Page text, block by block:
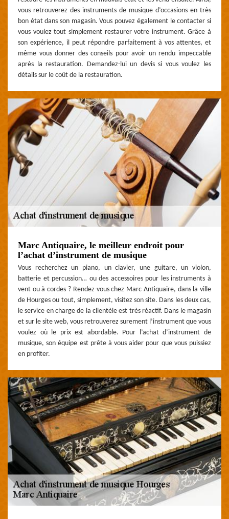
vous retrouverez des instruments de musique d’occasions en très
bon état dans son magasin. Vous pouvez également le contacter si
vous voulez tout simplement restaurer votre instrument. Grâce à
son expérience, il peut répondre parfaitement à vos attentes, et
même vous donner des conseils pour avoir un rendu impeccable
après la restauration. Demandez-lui un devis si vous voulez les
détails sur le coût de la restauration.
Marc Antiquaire, le meilleur endroit pour
l’achat d’instrument de musique
Vous recherchez un piano, un clavier, une guitare, un violon,
batterie et percussion… ou des accessoires pour les instruments à
vent ou à cordes ? Rendez-vous chez Marc Antiquaire, dans la ville
de Hourges ou tout, simplement, visitez son site. Dans les deux cas,
le service en charge de la clientèle est très réactif. Dans le magasin
et sur le site web, vous retrouverez surement l’instrument que vous
voulez où le prix est abordable. Pour l’achat d’instrument de
musique, son équipe est prête à vous aider pour que vous puissiez
en profiter.